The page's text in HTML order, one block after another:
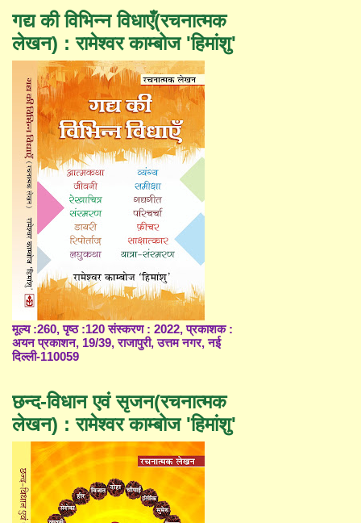
गद्य की विभिन्न विधाएँ(रचनात्मक
लेखन) : रामेश्वर काम्बोज 'हिमांशु'
मूल्य :260, पृष्ठ :120 संस्करण : 2022, प्रकाशक :
अयन प्रकाशन, 19/39, राजापुरी, उत्तम नगर, नई
दिल्ली-110059
छन्द-विधान एवं सृजन(रचनात्मक
लेखन) : रामेश्वर काम्बोज 'हिमांशु'